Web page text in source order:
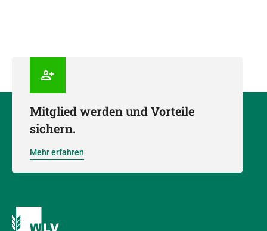
Mitglied werden und Vorteile
sichern.
Mehr erfahren